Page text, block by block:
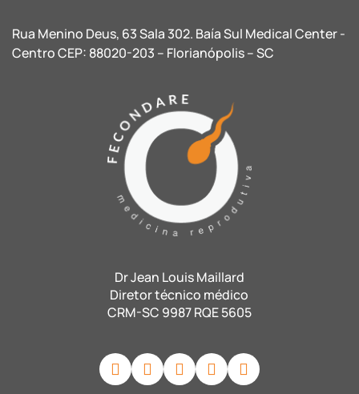
Rua Menino Deus, 63 Sala 302. Baía Sul Medical Center -
Centro CEP: 88020-203 – Florianópolis – SC
Dr Jean Louis Maillard
Diretor técnico médico
CRM-SC 9987 RQE 5605